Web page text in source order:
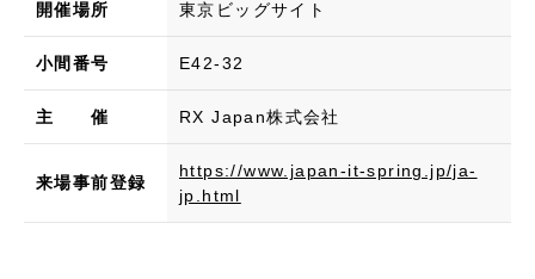
開催場所 東京ビッグサイト
小間番号 E42-32
主 催 RX Japan株式会社
来場事前登録
https://www.japan-it-spring.jp/ja-
jp.html